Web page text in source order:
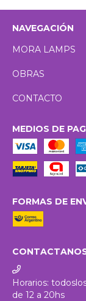
NAVEGACIÓN
MORA LAMPS
OBRAS
CONTACTO
MEDIOS DE
FORMAS DE
Horarios:
de 12 a 20hs